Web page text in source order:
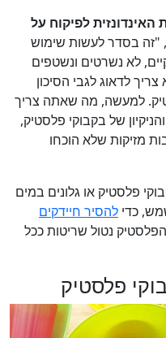
האינדונזית לפיקוח על
בסדר לעשות שימוש
לא נשרטים ונשטפים
לדאוג לגבי הסיכון
למעשה, מה שאתה צריך
של בקבוקי פלסטיק,
מזיקות שלא הוכחו
פלסטיק או גלונים במים
, כדי להסיר חיידקים
נטול שריטות ככל
פלסטיק